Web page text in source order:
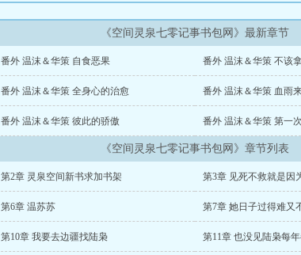
《空间灵泉七零记事书包网》最新章节
番外 温沫＆华策 自食恶果 番外 温沫＆华策 不该
番外 温沫＆华策 全身心的治愈 番外 温沫＆华策 血雨
番外 温沫＆华策 彼此的骄傲 番外 温沫＆华策 第一
《空间灵泉七零记事书包网》章节列表
第2章 灵泉空间新书求加书架 第3章 见死不救就是因
第6章 温苏苏 第7章 她日子过得难又
第10章 我要去边疆找陆枭 第11章 也没见陆枭每